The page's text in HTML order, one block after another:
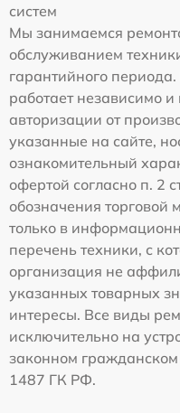
систем
Мы занимаемся
обслуживанием
гарантийного
работает независимо
авторизации от
указанные на сайте,
ознакомительный
офертой согласно п. 2
обозначения торговой
только в
перечень техники, с
организация не
указанных товарных
интересы. Все виды
исключительно на
законном гражданском
1487 ГК РФ.